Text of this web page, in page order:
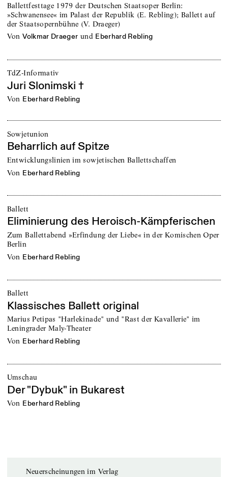
Ballettfesttage 1979 der Deutschen Staatsoper Berlin:
»Schwanensee« im Palast der Republik (E. Rebling); Ballett auf
der Staatsopernbühne (V. Draeger)
von Volkmar Draeger und Eberhard Rebling
TdZ-Informativ
Juri Slonimski †
von Eberhard Rebling
Sowjetunion
Beharrlich auf Spitze
Entwicklungslinien im sowjetischen Ballettschaffen
von Eberhard Rebling
Ballett
Eliminierung des Heroisch-Kämpferischen
Zum Ballettabend »Erfindung der Liebe« in der Komischen Oper
Berlin
von Eberhard Rebling
Ballett
Klassisches Ballett original
Marius Petipas "Harlekinade" und "Rast der Kavallerie" im
Leningrader Maly-Theater
von Eberhard Rebling
Umschau
Der "Dybuk" in Bukarest
von Eberhard Rebling
Neuerscheinungen im Verlag